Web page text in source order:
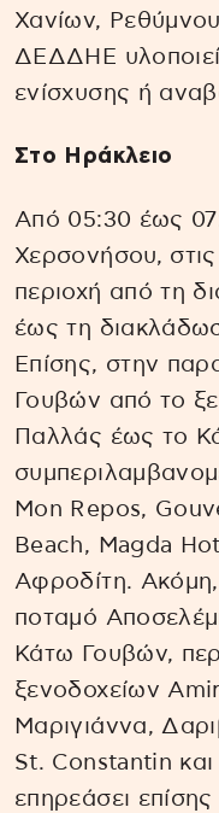
Χανίων,
ΔΕΔΔΗΕ
ενίσχυσης ή
Στο Ηράκλειο
Από 05:30 έως
Χερσονήσου,
περιοχή από τη
έως τη
Επίσης, στην
Γουβών από το
Παλλάς έως το
Mon Repos,
Beach, Magda
Αφροδίτη. Ακόμη,
ποταμό
Κάτω Γουβών,
ξενοδοχείων
Μαριγιάννα,
St. Constantin
επηρεάσει επίσης